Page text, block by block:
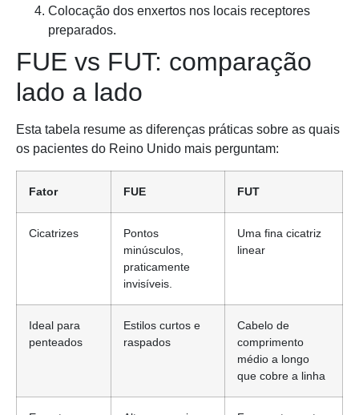
Colocação dos enxertos nos locais receptores
preparados.
FUE vs FUT: comparação
lado a lado
Esta tabela resume as diferenças práticas sobre as quais
os pacientes do Reino Unido mais perguntam:
Fator FUE FUT
Cicatrizes
Pontos
minúsculos,
praticamente
invisíveis.
Uma fina cicatriz
linear
Ideal para
penteados
Estilos curtos e
raspados
Cabelo de
comprimento
médio a longo
que cobre a linha